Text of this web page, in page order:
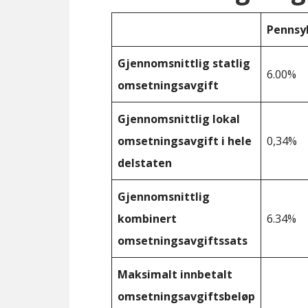
Gjennomsnittlig statlig
omsetningsavgift
6.00%
Gjennomsnittlig lokal
omsetningsavgift i hele
delstaten
0,34%
Gjennomsnittlig
kombinert
omsetningsavgiftssats
6.34%
Maksimalt innbetalt
omsetningsavgiftsbeløp